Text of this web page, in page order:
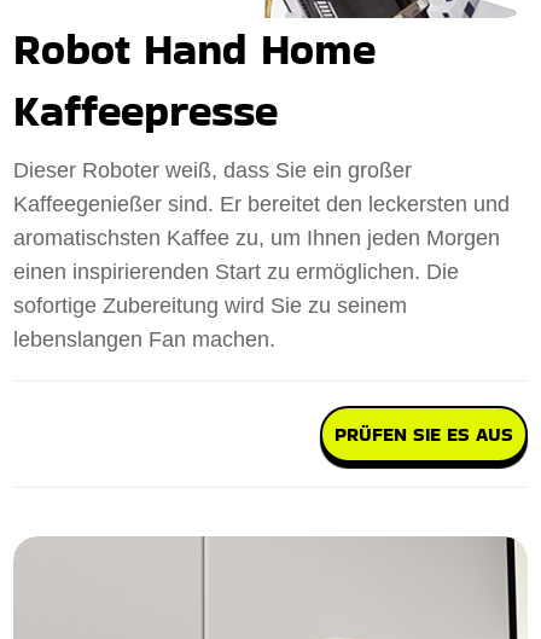
Robot Hand Home
Kaffeepresse
Dieser Roboter weiß, dass Sie ein großer
Kaffeegenießer sind. Er bereitet den leckersten und
aromatischsten Kaffee zu, um Ihnen jeden Morgen
einen inspirierenden Start zu ermöglichen. Die
sofortige Zubereitung wird Sie zu seinem
lebenslangen Fan machen.
PRÜFEN SIE ES AUS